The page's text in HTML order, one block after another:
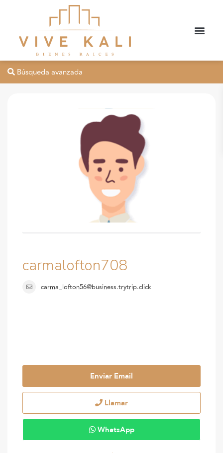
Búsqueda avanzada
carmalofton708
carma_lofton56@business.trytrip.click
Enviar Email
Llamar
WhatsApp